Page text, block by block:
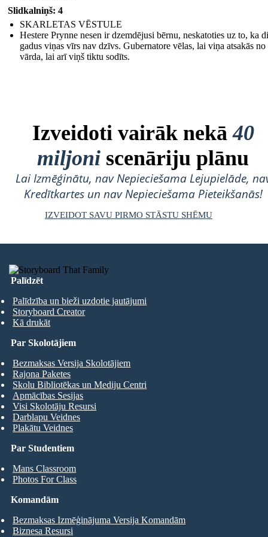
Slidkalniņš: 4
SKARLETAS VĒSTULE
Hestere Prynne nesen ir dzemdējusi bērnu, neskatoties uz to, ka
gadus viņas vīrs nav dzīvs. Gubernatore vēlas, lai viņa atsakās no
vārda, lai arī viņš tiktu sodīts.
Izveidoti vairāk nekā40
miljoni scenāriju plānu
Lai Izmēģinātu, nav Nepieciešama Lejupielāde,
Kredītkartes un nav Nepieciešama Pieteikšanās!
IZVEIDOT SAVU PIRMO STĀSTU SHĒMU
Palīdzēt
Palīdzība un bieži uzdotie jautājumi
Storyboard Creator
Kā drukāt
Par Studentiem
Mans Classroom
Photos For Class
Par Skolotājiem
Bezmaksas Versija Skolotājiem
Rajona Paketes
Skolu Bibliotēkas un Mediju Centri
Apmācības Sesijas
Visi Skolotāju Resursi
Darblapu Veidnes
Plakātu Veidnes
Komandām
Bezmaksas Izmēģinājuma Versija Komandām
Biznesa Resursi